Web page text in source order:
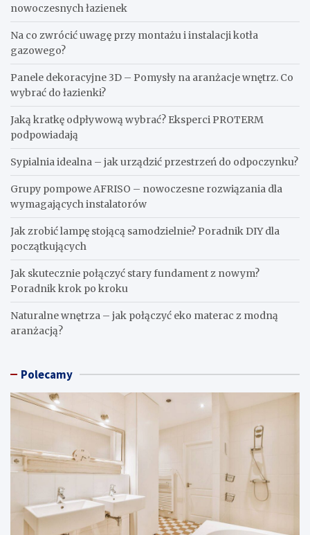
nowoczesnych łazienek
Na co zwrócić uwagę przy montażu i instalacji kotła
gazowego?
Panele dekoracyjne 3D – Pomysły na aranżacje wnętrz. Co
wybrać do łazienki?
Jaką kratkę odpływową wybrać? Eksperci PROTERM
podpowiadają
Sypialnia idealna – jak urządzić przestrzeń do odpoczynku?
Grupy pompowe AFRISO – nowoczesne rozwiązania dla
wymagających instalatorów
Jak zrobić lampę stojącą samodzielnie? Poradnik DIY dla
początkujących
Jak skutecznie połączyć stary fundament z nowym?
Poradnik krok po kroku
Naturalne wnętrza – jak połączyć eko materac z modną
aranżacją?
Polecamy